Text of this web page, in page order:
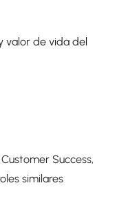
valor de vida del
Success,
similares